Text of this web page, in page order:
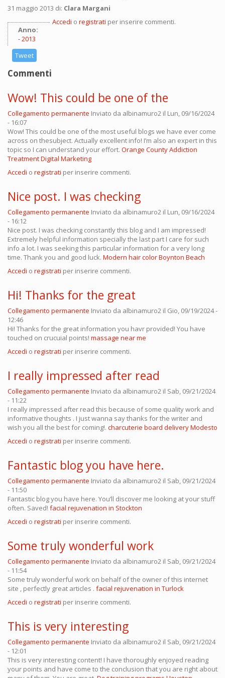
31 maggio 2013 di: Clara Margani
Anno:
2013
Accedi o registrati per inserire commenti.
Tweet
Commenti
Wow! This could be one of the
Collegamento permanente Inviato da albinamuro2 il Lun, 09/16/2024
- 16:07
Wow! This could be one of the most useful blogs we have ever come
across on thesubject. Actually excellent info! I’m also an expert in this
topic so I can understand your effort. Orange County Addiction
Treatment Digital Marketing
Accedi o registrati per inserire commenti.
Nice post. I was checking
Collegamento permanente Inviato da albinamuro2 il Lun, 09/16/2024
- 16:12
Nice post. I was checking constantly this blog and I am impressed!
Extremely helpful information specially the last part I care for such
info a lot. I was seeking this particular information for a very long
time. Thank you and good luck. Modern hair color Boynton Beach
Accedi o registrati per inserire commenti.
Hi! Thanks for the great
Collegamento permanente Inviato da albinamuro2 il Gio, 09/19/2024 -
12:46
Hi! Thanks for the great information you havr provided! You have
touched on crucuial points! massage near me
Accedi o registrati per inserire commenti.
I really impressed after read
Collegamento permanente Inviato da albinamuro2 il Sab, 09/21/2024
- 11:22
I really impressed after read this because of some quality work and
informative thoughts . I just wanna say thanks for the writer and
wish you all the best for coming!. charcuterie board delivery Modesto
Accedi o registrati per inserire commenti.
Fantastic blog you have here.
Collegamento permanente Inviato da albinamuro2 il Sab, 09/21/2024
- 11:50
Fantastic blog you have here. You’ll discover me looking at your stuff
often. Saved! facial rejuvenation in Stockton
Accedi o registrati per inserire commenti.
Some truly wonderful work
Collegamento permanente Inviato da albinamuro2 il Sab, 09/21/2024
- 11:54
Some truly wonderful work on behalf of the owner of this internet
site , perfectly great articles . facial rejuvenation in Turlock
Accedi o registrati per inserire commenti.
This is very interesting
Collegamento permanente Inviato da albinamuro2 il Sab, 09/21/2024
- 12:01
This is very interesting content! I have thoroughly enjoyed reading
your points and have come to the conclusion that you are right about